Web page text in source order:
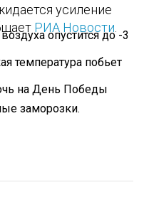
усиление
РИА Новости
опустится до -3
температура побьет
на День Победы
заморозки.